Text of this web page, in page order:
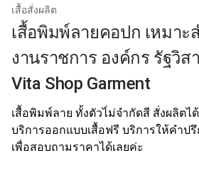
เสื้อสั่งผลิต
เสื้อพิมพ์ลายคอปก เหมาะ
งานราชการ องค์กร รัฐวิส
Vita Shop Garment
เสื้อพิมพ์ลาย ทั้งตัวไ่ม่จำกัดสี สั่งผลิตไ
บริการออกแบบเสื้อฟรี บริการให้คำป
เพื่อสอบถามราคาได้เลยค่ะ